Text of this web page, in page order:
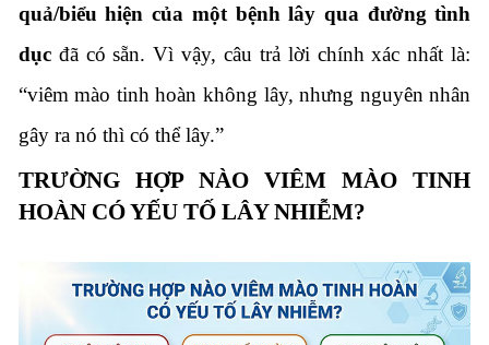
quả/biểu hiện của một bệnh lây qua đường tình
dụcđã có sẵn. Vì vậy, câu trả lời chính xác nhất là:
“viêm mào tinh hoàn không lây, nhưng nguyên nhân
gây ra nó thì có thể lây.”
TRƯỜNG HỢP NÀO VIÊM MÀO TINH
HOÀN CÓ YẾU TỐ LÂY NHIỄM?